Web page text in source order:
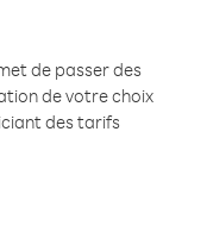
de passer des
de votre choix
des tarifs